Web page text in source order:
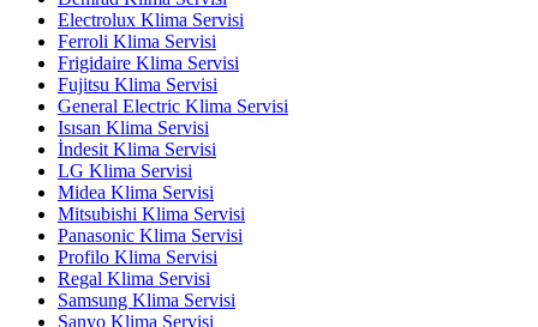
Electrolux Klima Servisi
Ferroli Klima Servisi
Frigidaire Klima Servisi
Fujitsu Klima Servisi
General Electric Klima Servisi
Isısan Klima Servisi
İndesit Klima Servisi
LG Klima Servisi
Midea Klima Servisi
Mitsubishi Klima Servisi
Panasonic Klima Servisi
Profilo Klima Servisi
Regal Klima Servisi
Samsung Klima Servisi
Sanyo Klima Servisi